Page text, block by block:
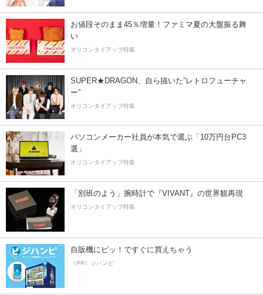
お値段そのまま45％増量！ファミマ夏の大盤振る舞
い
オリコンタイアップ特集
SUPER★DRAGON、自ら描いた”レトロフューチャ
ー”
オリコンタイアップ特集
パソコンメーカー社員が本気で選ぶ「10万円台PC3
選」
オリコンタイアップ特集
「別班のよう」腕時計で『VIVANT』の世界観再現
オリコンタイアップ特集
自販機にピッ！ですぐに買えちゃう
（PR）ジハンピ